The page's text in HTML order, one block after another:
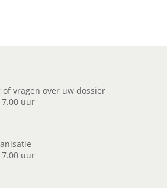
vragen over uw dossier
uur
uur